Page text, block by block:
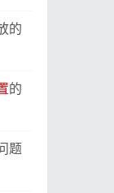
的
的
题